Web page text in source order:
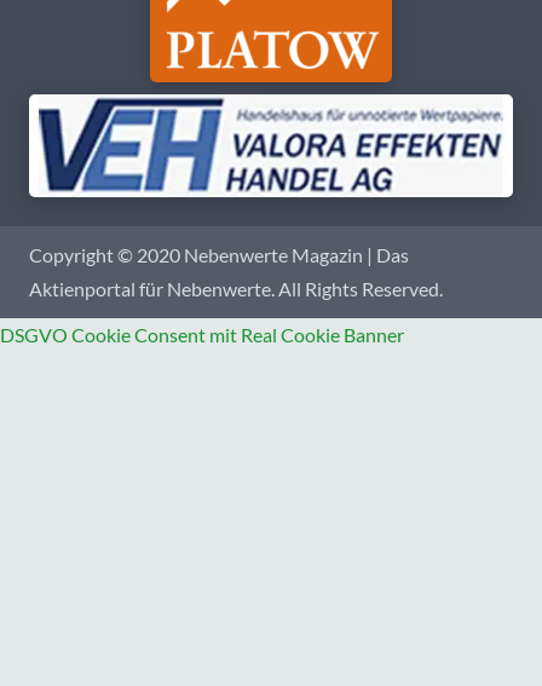
Copyright © 2020 Nebenwerte Magazin | Das
Aktienportal für Nebenwerte. All Rights Reserved.
DSGVO Cookie Consent mit Real Cookie Banner